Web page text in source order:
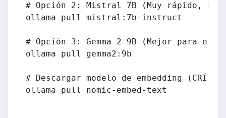
# Opción 2: Mistral 7B (Muy rápido,
ollama pull mistral:7b-instruct
# Opción 3: Gemma 2 9B (Mejor para
ollama pull gemma2:9b
# Descargar modelo de embedding